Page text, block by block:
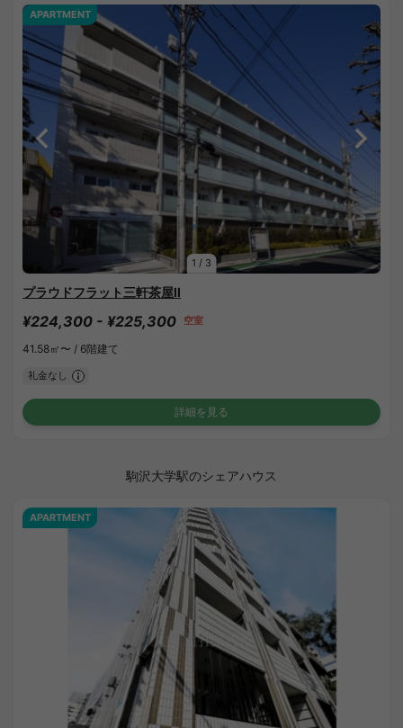
1 / 3
APARTMENT
プラウドフラット三軒茶屋Ⅱ
¥224,300 - ¥225,300 空室
41.58㎡〜 / 6階建て
礼金なし
詳細を見る
駒沢大学駅のシェアハウス
APARTMENT